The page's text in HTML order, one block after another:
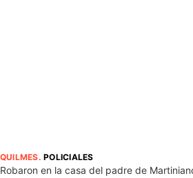
QUILMES.POLICIALES
Robaron en la casa del padre de